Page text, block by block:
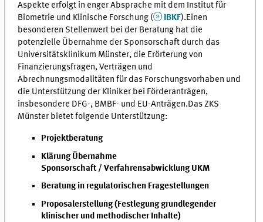
Aspekte erfolgt in enger Absprache mit dem Institut für
Biometrie und Klinische Forschung (
IBKF).Einen
besonderen Stellenwert bei der Beratung hat die
potenzielle Übernahme der Sponsorschaft durch das
Universitätsklinikum Münster, die Erörterung von
Finanzierungsfragen, Verträgen und
Abrechnungsmodalitäten für das Forschungsvorhaben und
die Unterstützung der Kliniker bei Förderanträgen,
insbesondere DFG-, BMBF- und EU-Anträgen.Das ZKS
Münster bietet folgende Unterstützung:
Projektberatung
Klärung Übernahme
Sponsorschaft / Verfahrensabwicklung UKM
Beratung in regulatorischen Fragestellungen
Proposalerstellung (Festlegung grundlegender
klinischer und methodischer Inhalte)